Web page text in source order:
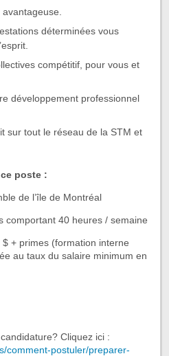
déterminées vous
compétitif, pour vous et
développement professionnel
sur tout le réseau de la STM et
poste :
de l’île de Montréal
comportant 40 heures / semaine
+ primes (formation interne
au taux du salaire minimum en
Cliquez ici :
comment-postuler/preparer-